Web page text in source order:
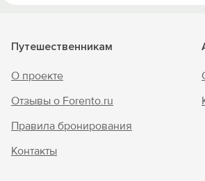
Путешественникам
О проекте
Отзывы о Forento.ru
Правила бронирования
Контакты